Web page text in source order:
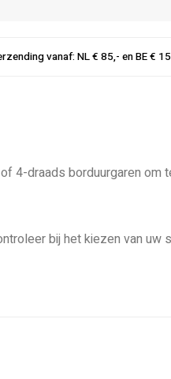
vanaf: NL € 85,- en BE €
4-draads borduurgaren om
bij het kiezen van